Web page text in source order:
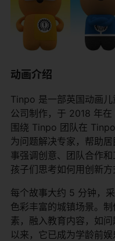
动画介绍
Tinpo 是一部英国动画
公司制作，于 2018 年
围绕 Tinpo 团队在
为问题解决专家，帮助
事强调创意、团队合作
孩子们思考如何用创新方
每个故事大约 5 分钟，
色彩丰富的城镇场景。
素，融入教育内容，如
以来，它已成为学龄前